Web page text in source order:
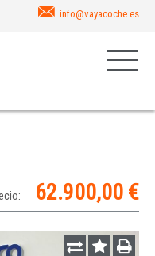
info@vayacoche.es
62.900,00 €